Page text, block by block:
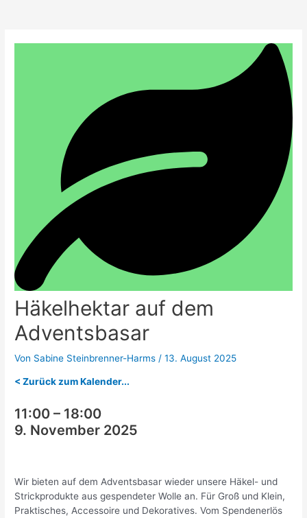
Häkelhektar auf dem
Adventsbasar
Von Sabine Steinbrenner-Harms /13. August 2025
< Zurück zum Kalender...
11:00 – 18:00
9. November 2025
Wir bieten auf dem Adventsbasar wieder unsere Häkel- und
Strickprodukte aus gespendeter Wolle an. Für Groß und Klein,
Praktisches, Accessoire und Dekoratives. Vom Spendenerlös